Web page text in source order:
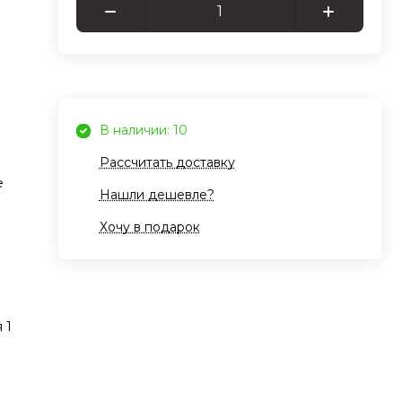
В наличии: 10
Рассчитать доставку
Нашли дешевле?
Хочу в подарок